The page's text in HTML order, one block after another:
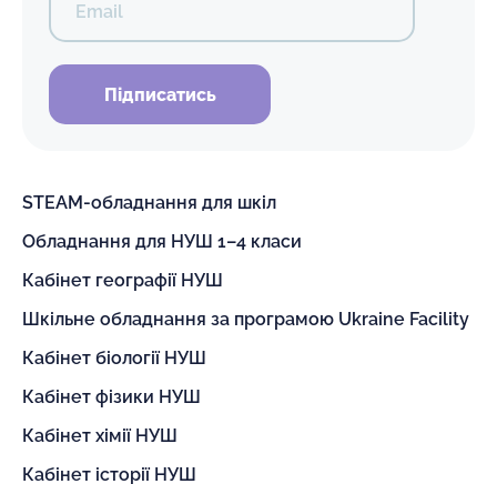
Email
Підписатись
STEAM-обладнання для шкіл
Обладнання для НУШ 1–4 класи
Кабінет географії НУШ
Шкільне обладнання за програмою Ukraine Facility
Кабінет біології НУШ
Кабінет фізики НУШ
Кабінет хімії НУШ
Кабінет історії НУШ